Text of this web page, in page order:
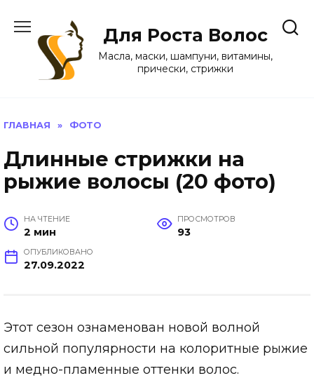
содержанию
Для Роста Волос
Масла, маски, шампуни, витамины,
прически, стрижки
ГЛАВНАЯ » ФОТО
Длинные стрижки на
рыжие волосы (20 фото)
НА ЧТЕНИЕ
2 мин
ПРОСМОТРОВ
93
ОПУБЛИКОВАНО
27.09.2022
Этот сезон ознаменован новой волной
сильной популярности на колоритные рыжие
и медно-пламенные оттенки волос.